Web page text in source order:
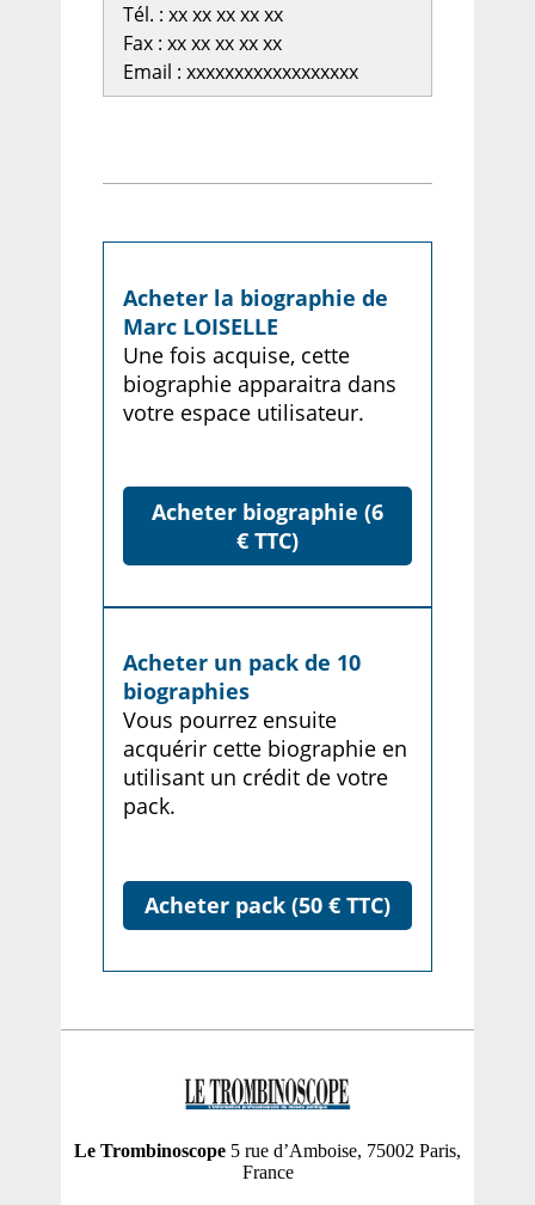
Tél. : xx xx xx xx xx
Fax : xx xx xx xx xx
Email : xxxxxxxxxxxxxxxxxx
Acheter la biographie de
Marc LOISELLE
Une fois acquise, cette
biographie apparaitra dans
votre espace utilisateur.
Acheter biographie (6
€ TTC)
Acheter un pack de 10
biographies
Vous pourrez ensuite
acquérir cette biographie en
utilisant un crédit de votre
pack.
Acheter pack (50 € TTC)
Le Trombinoscope 5 rue d’Amboise, 75002 Paris,
France